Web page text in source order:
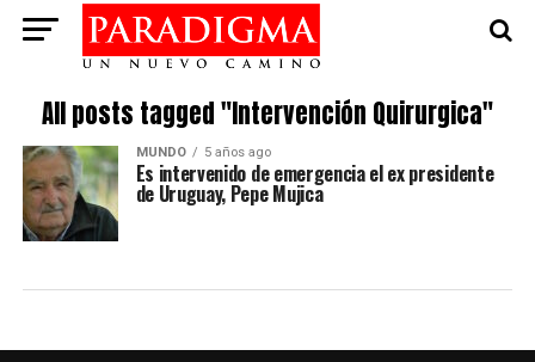
All posts tagged "Intervención Quirurgica"
MUNDO 5 años ago
Es intervenido de emergencia el ex presidente
de Uruguay, Pepe Mujica